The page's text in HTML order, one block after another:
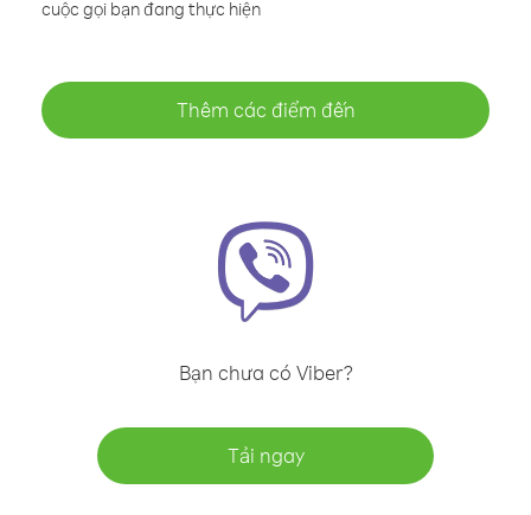
cuộc gọi bạn đang thực hiện
Thêm các điểm đến
Bạn chưa có Viber?
Tải ngay